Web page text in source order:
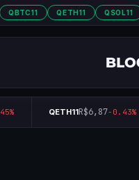
QBTC11 QETH11 QSOL11
QETH11R$6,87-0.43%